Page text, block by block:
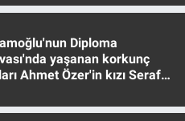
Diploma
yaşanan korkunç
Ahmet Özer'in kızı Seraf